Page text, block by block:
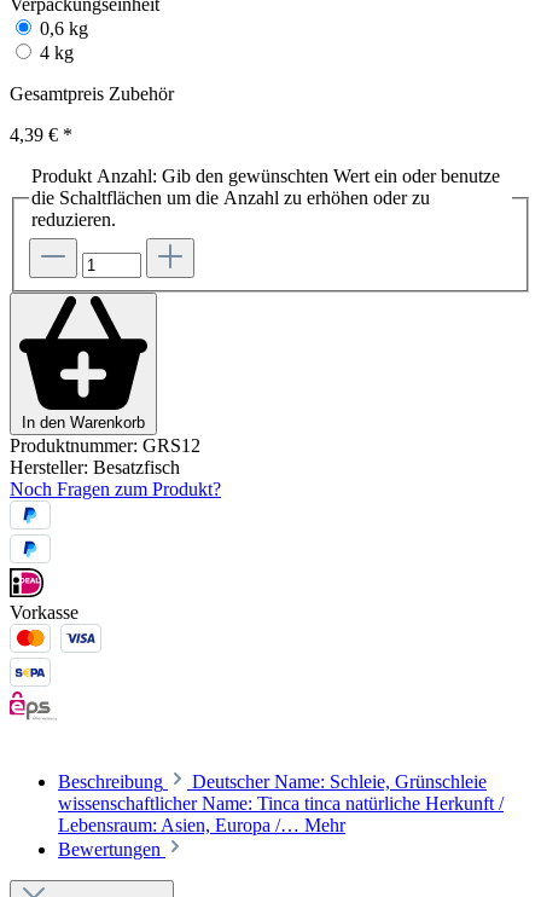
Verpackungseinheit
0,6 kg
4 kg
Gesamtpreis Zubehör
4,39 € *
Produkt Anzahl: Gib den gewünschten Wert ein oder benutze
die Schaltflächen um die Anzahl zu erhöhen oder zu
reduzieren.
In den Warenkorb
Produktnummer: GRS12
Hersteller: Besatzfisch
Noch Fragen zum Produkt?
Vorkasse
Beschreibung
Deutscher Name: Schleie, Grünschleie
wissenschaftlicher Name: Tinca tinca natürliche Herkunft /
Lebensraum: Asien, Europa /… Mehr
Bewertungen